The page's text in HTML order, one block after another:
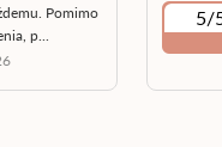
Pomimo
p...
5/